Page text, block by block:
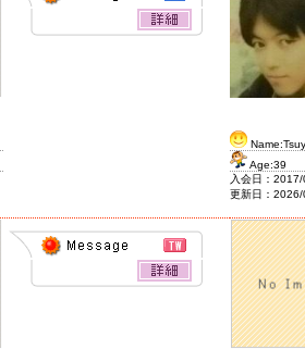
Age:39
入会日：
更新日：